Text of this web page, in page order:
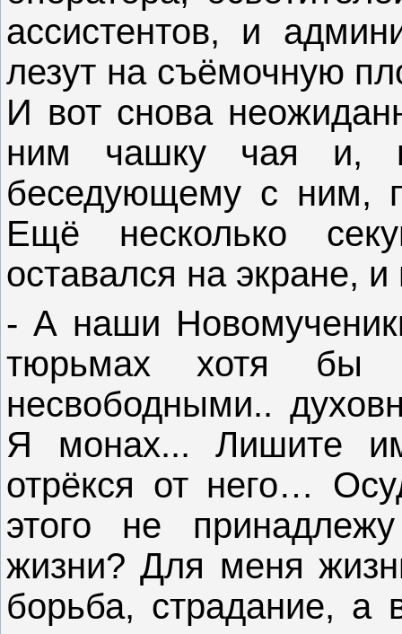
ассистентов, и
лезут на съёмочную
И вот снова
ним чашку чая и,
беседующему с ним,
Ещё несколько
оставался на экране,
- А наши
тюрьмах хотя бы
несвободными..
Я монах... Лишите
отрёкся от него…
этого не
жизни? Для меня
борьба, страдание, а